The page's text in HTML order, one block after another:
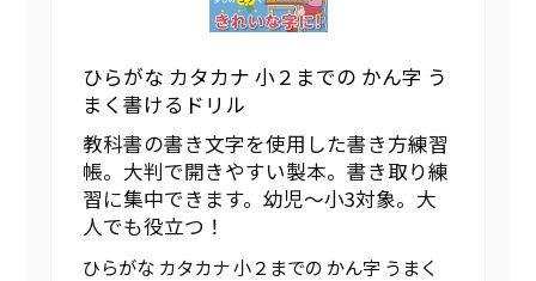
ひらがな カタカナ 小２までの かん字 う
まく書けるドリル
教科書の書き文字を使用した書き方練習
帳。大判で開きやすい製本。書き取り練
習に集中できます。幼児～小3対象。大
人でも役立つ！
ひらがな カタカナ 小２までの かん字 うまく